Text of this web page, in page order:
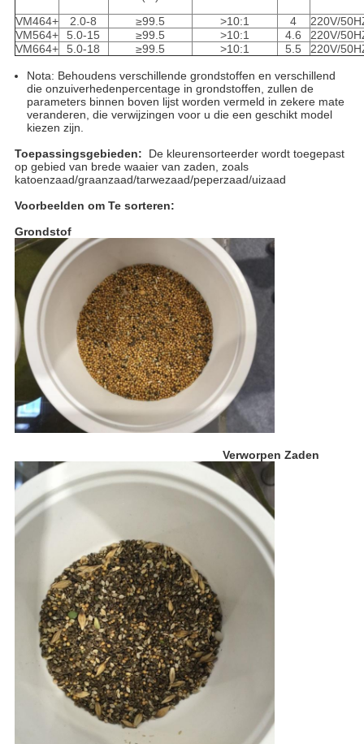
VM464+
2.0-8 ≥99.5 >10:1 4
220V/
VM564+
5.0-15 ≥99.5 >10:1 4.6
220V/
VM664+
5.0-18 ≥99.5 >10:1 5.5 220V/
Nota: Behoudens verschillende grondstoffen en verschillend
die onzuiverhedenpercentage in grondstoffen, zullen de
parameters binnen boven lijst worden vermeld in zekere mate
veranderen, die verwijzingen voor u die een geschikt model
kiezen zijn.
Toepassingsgebieden:
De kleurensorteerder wordt toegepast
op gebied van brede waaier van zaden, zoals
katoenzaad/graanzaad/tarwezaad/peperzaad/uizaad
Voorbeelden om Te sorteren:
Grondstof
Verworpen Zaden